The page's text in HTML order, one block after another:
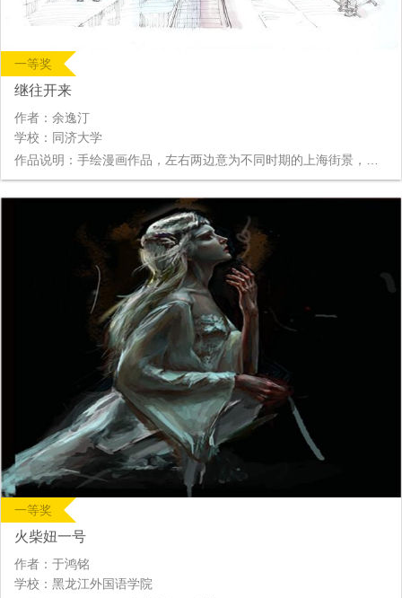
一等奖
继往开来
作者：余逸汀
学校：同济大学
一等奖
火柴妞一号
作者：于鸿铭
学校：黑龙江外国语学院